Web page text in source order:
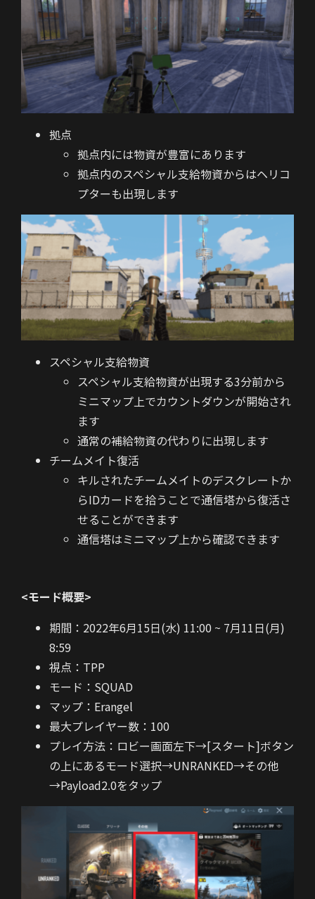
拠点
拠点内には物資が豊富にあります
拠点内のスペシャル支給物資からはヘリコ
プターも出現します
スペシャル支給物資
スペシャル支給物資が出現する3分前から
ミニマップ上でカウントダウンが開始され
ます
通常の補給物資の代わりに出現します
チームメイト復活
キルされたチームメイトのデスクレートか
らIDカードを拾うことで通信塔から復活さ
せることができます
通信塔はミニマップ上から確認できます
<モード概要>
期間：2022年6月15日(水) 11:00 ~ 7月11日(月)
8:59
視点：TPP
モード：SQUAD
マップ：Erangel
最大プレイヤー数：100
プレイ方法：ロビー画面左下→[スタート]ボタン
の上にあるモード選択→UNRANKED→その他
→Payload2.0をタップ